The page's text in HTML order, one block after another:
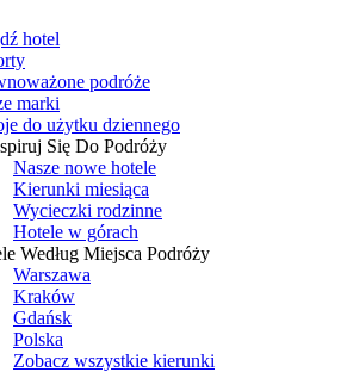
hotel
podróże
marki
do użytku dziennego
Się Do Podróży
Nasze nowe hotele
Kierunki miesiąca
Wycieczki rodzinne
Hotele w górach
Według Miejsca Podróży
Warszawa
Kraków
Gdańsk
Polska
Zobacz wszystkie kierunki